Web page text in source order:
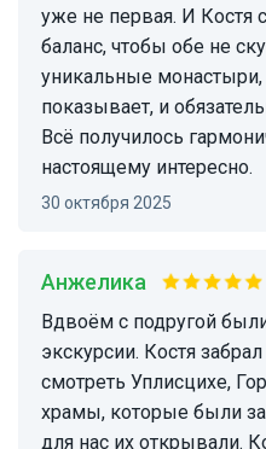
уже не первая. И Костя
баланс, чтобы обе не
уникальные
показывает, и
Всё получилось
настоящему интересно.
30 октября 2025
Анжелика
Вдвоём с подругой были на индивидуальной
экскурсии. Костя
смотреть Уплисцихе,
храмы, которые были
для нас их открывали.